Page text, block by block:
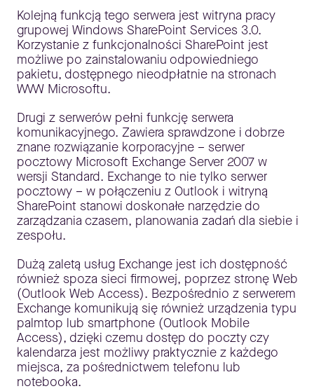
Kolejną funkcją tego serwera jest witryna pracy
grupowej Windows SharePoint Services 3.0.
Korzystanie z funkcjonalności SharePoint jest
możliwe po zainstalowaniu odpowiedniego
pakietu, dostępnego nieodpłatnie na stronach
WWW Microsoftu.
Drugi z serwerów pełni funkcję serwera
komunikacyjnego. Zawiera sprawdzone i dobrze
znane rozwiązanie korporacyjne – serwer
pocztowy Microsoft Exchange Server 2007 w
wersji Standard. Exchange to nie tylko serwer
pocztowy – w połączeniu z Outlook i witryną
SharePoint stanowi doskonałe narzędzie do
zarządzania czasem, planowania zadań dla siebie i
zespołu.
Dużą zaletą usług Exchange jest ich dostępność
również spoza sieci firmowej, poprzez stronę Web
(Outlook Web Access). Bezpośrednio z serwerem
Exchange komunikują się również urządzenia typu
palmtop lub smartphone (Outlook Mobile
Access), dzięki czemu dostęp do poczty czy
kalendarza jest możliwy praktycznie z każdego
miejsca, za pośrednictwem telefonu lub
notebooka.